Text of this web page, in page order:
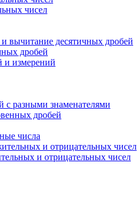
чисел
вычитание десятичных дробей
дробей
и измерений
с разными знаменателями
дробей
числа
и отрицательных чисел
и отрицательных чисел